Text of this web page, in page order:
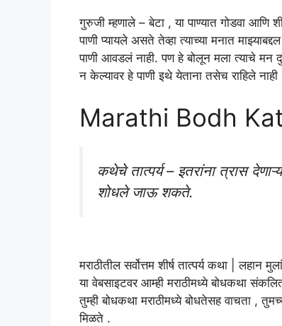
गुरुजी म्हणाले – बेटा , या पाण्यात गोडवा
पाणी प्यायले असते तेव्हा त्याच्या मनात
पाणी आवडलं नाही. पण हे बोलून मला त्याचे
न केल्यावर हे पाणी इथे येताना तसेच राहिले
Marathi Bodh
कथेचे तात्पर्य – इतरांना त्रास
शोधले जाऊ शकते.
मराठीतील सर्वोत्तम शीर्ष तात्पर्य कथा | लहान
या वेबसाइटवर आम्ही मराठीमध्ये बोधकथा
तुम्ही बोधकथा मराठीमध्ये बोधतेसह वाचता ,
मिळते .